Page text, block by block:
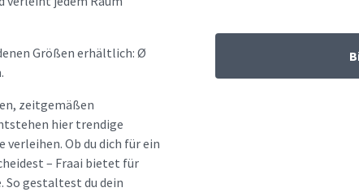
Größen erhältlich: Ø
zeitgemäßen
hier trendige
Ob du dich für ein
– Fraai bietet für
So gestaltest du dein